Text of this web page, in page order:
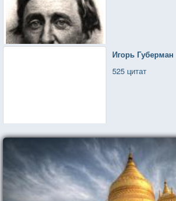
Игорь Губерман
525 цитат